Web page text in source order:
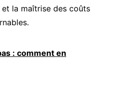
la maîtrise des coûts
: comment en